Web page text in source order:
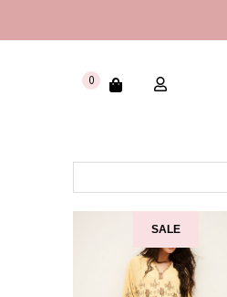
0
SALE